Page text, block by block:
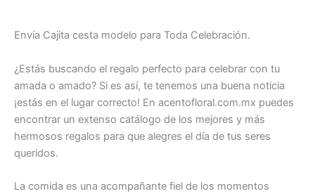
Envía Cajita cesta modelo para Toda Celebración.
¿Estás buscando el regalo perfecto para celebrar con tu
amada o amado? Si es así, te tenemos una buena noticia
¡estás en el lugar correcto! En acentofloral.com.mx puedes
encontrar un extenso catálogo de los mejores y más
hermosos regalos para que alegres el día de tus seres
queridos.
La comida es una acompañante fiel de los momentos